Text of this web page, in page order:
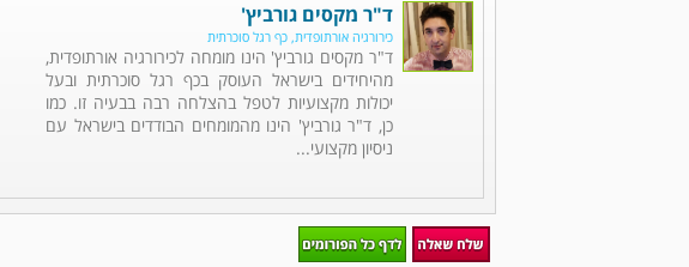
ד"ר מקסים גורביץ'
כירורגיה אורתופדית, כף רגל סוכרתית
ד"ר מקסים גורביץ' הינו מומחה לכירורגיה אורתופדית,
מהיחידים בישראל העוסק בכף רגל סוכרתית ובעל
יכולות מקצועיות לטפל בהצלחה רבה בבעיה זו. כמו
כן, ד"ר גורביץ' הינו מהמומחים הבודדים בישראל עם
ניסיון מקצועי...